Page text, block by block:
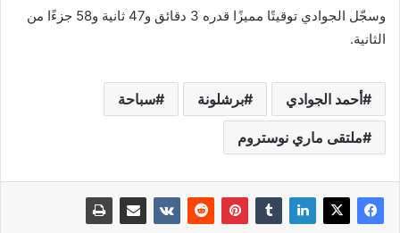
وسجّل الجوادي توقيتًا مميزًا قدره 3 دقائق و47 ثانية و58 جزءًا من
الثانية.
أحمد الجوادي برشلونة سباحة
ملتقى ماري نوستروم